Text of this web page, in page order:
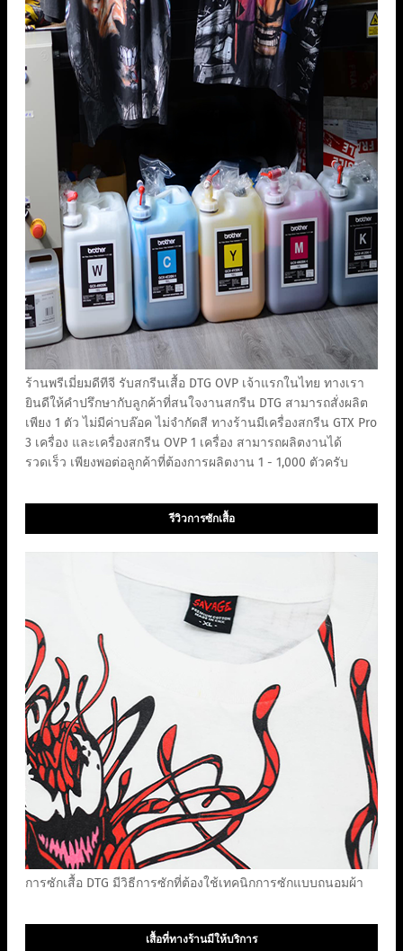
ร้านพรีเมี่ยมดีทีจี รับสกรีนเสื้อ DTG OVP เจ้าแรกในไทย ทางเรา
ยินดีให้คำปรึกษากับลูกค้าที่สนใจงานสกรีน DTG สามารถสั่งผลิต
เพียง 1 ตัว ไม่มีค่าบล๊อค ไม่จำกัดสี ทางร้านมีเครื่องสกรีน GTX Pro
3 เครื่อง และเครื่องสกรีน OVP 1 เครื่อง สามารถผลิตงานได้
รวดเร็ว เพียงพอต่อลูกค้าที่ต้องการผลิตงาน 1 - 1,000 ตัวครับ
รีวิวการซักเสื้อ
การซักเสื้อ DTG มีวิธีการซักที่ต้องใช้เทคนิกการซักแบบถนอมผ้า
เสื้อที่ทางร้านมีให้บริการ